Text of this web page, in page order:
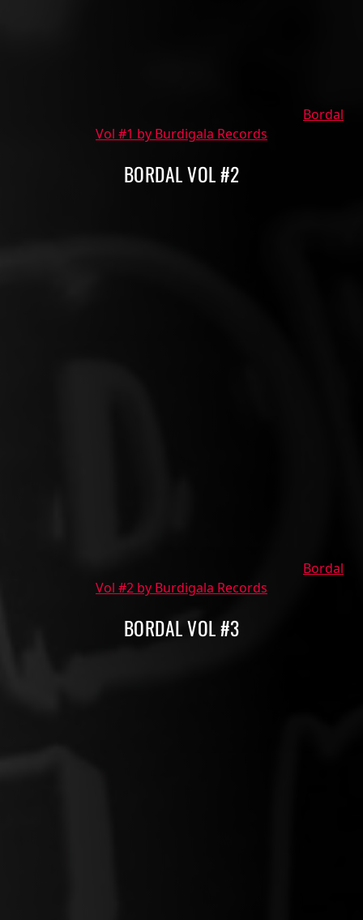
Bordal
Vol #1 by Burdigala Records
BORDAL VOL #2
Bordal
Vol #2 by Burdigala Records
BORDAL VOL #3